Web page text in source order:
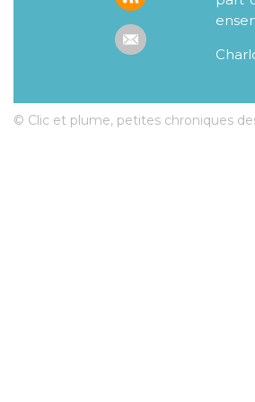
© Clic et plume, petites chroniques